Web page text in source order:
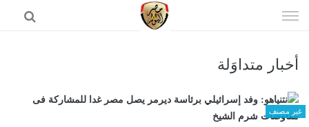
الى
أخبار متداوَلة
غير مصنف